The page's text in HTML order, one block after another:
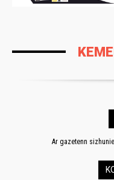
Ar gazetenn